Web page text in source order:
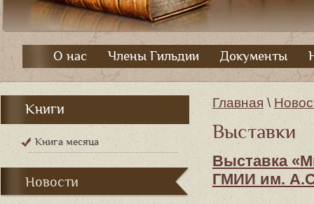
О нас Члены Гильдии Документы
Главная \
Выставки
Выставка
ГМИИ им.
Книги
Книга месяца
Новости